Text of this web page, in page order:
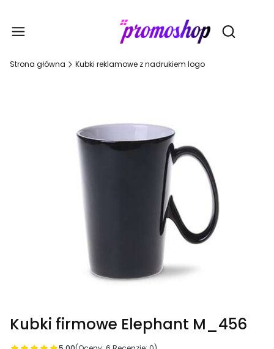
Otwórz
Strona główna Kubki reklamowe z nadrukiem logo
Kubki firmowe Elephant M_456